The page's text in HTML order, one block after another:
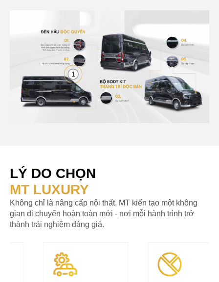
1
LÝ DO CHỌN
MT LUXURY
Không chỉ là nâng cấp nội thất, MT kiến tạo một không
gian di chuyển hoàn toàn mới - nơi mỗi hành trình trở
thành trải nghiệm đáng giá.